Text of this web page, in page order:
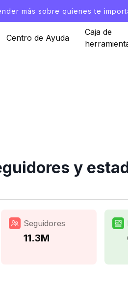
más sobre quienes te
Centro de Ayuda
Caja de
y
Seguidores
11.3M